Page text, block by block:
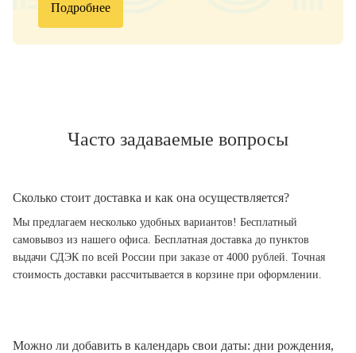
Подробнее
Часто задаваемые вопросы
Сколько стоит доставка и как она осуществляется?
Мы предлагаем несколько удобных вариантов! Бесплатный
самовывоз из нашего офиса. Бесплатная доставка до пунктов
выдачи СДЭК по всей России при заказе от 4000 рублей. Точная
стоимость доставки рассчитывается в корзине при оформлении.
Можно ли добавить в календарь свои даты: дни рождения,